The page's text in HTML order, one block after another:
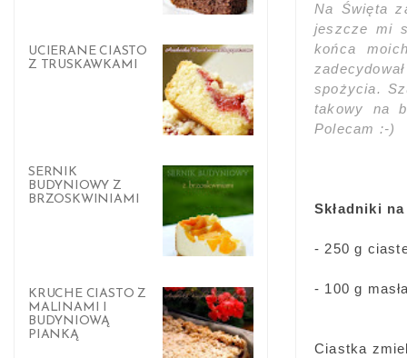
Na Święta
jeszcze mi
końca
spożycia.
takowy na
Polecam :-)
Składniki
- 250 g
- 100 g
Ciastka
UCIERANE CIASTO
Z TRUSKAWKAMI
SERNIK
BUDYNIOWY Z
BRZOSKWINIAMI
KRUCHE CIASTO Z
MALINAMI I
BUDYNIOWĄ
PIANKĄ